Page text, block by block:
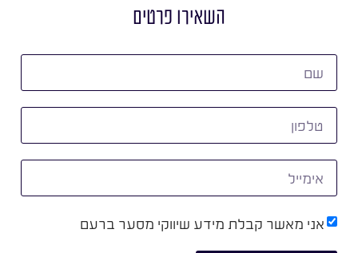
השאירו פרטים
אני מאשר קבלת מידע שיווקי מסער ברעם